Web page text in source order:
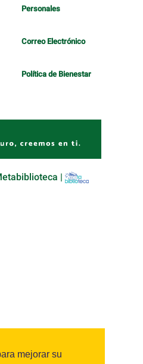
mejorar su
Personales
Correo Electrónico
Política de Bienestar
|